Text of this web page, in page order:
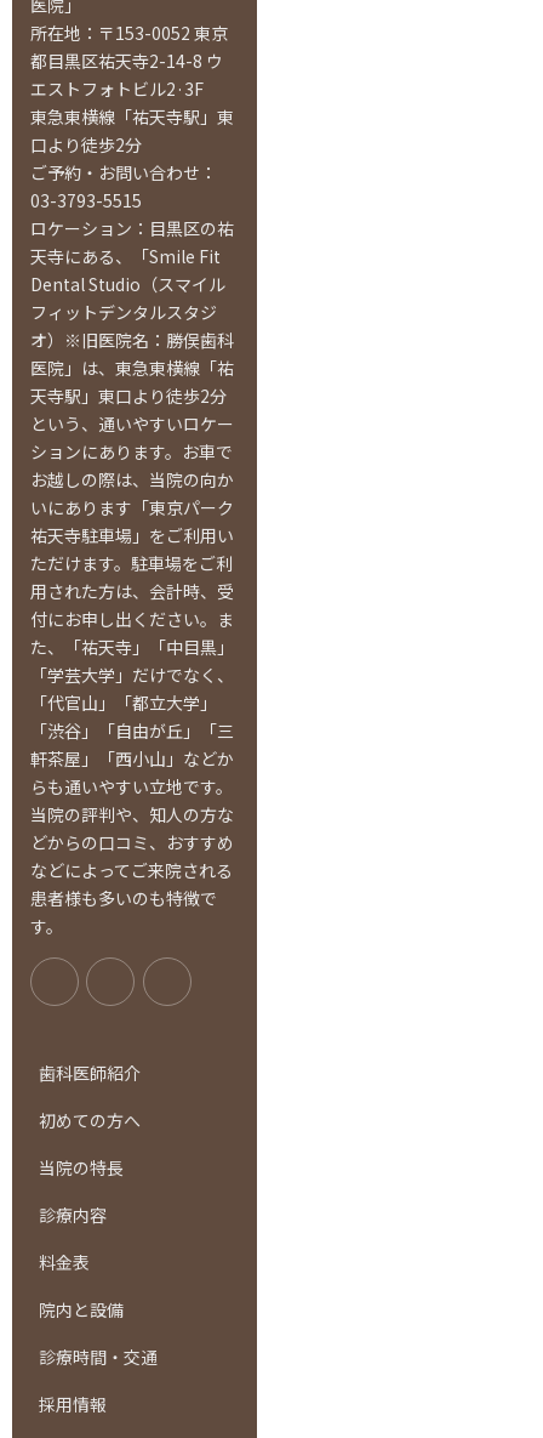
所在地：〒153-0052 東京
都目黒区祐天寺2-14-8 ウ
エストフォトビル2·3F
東急東横線「祐天寺駅」東
口より徒歩2分
ご予約・お問い合わせ：
03-3793-5515
ロケーション：目黒区の祐
天寺にある、「Smile Fit
Dental Studio（スマイル
フィットデンタルスタジ
オ）※旧医院名：勝俣歯科
医院」は、東急東横線「祐
天寺駅」東口より徒歩2分
という、通いやすいロケー
ションにあります。お車で
お越しの際は、当院の向か
いにあります「東京パーク
祐天寺駐車場」をご利用い
ただけます。駐車場をご利
用された方は、会計時、受
付にお申し出ください。ま
た、「祐天寺」「中目黒」
「学芸大学」だけでなく、
「代官山」「都立大学」
「渋谷」「自由が丘」「三
軒茶屋」「西小山」などか
らも通いやすい立地です。
当院の評判や、知人の方な
どからの口コミ、おすすめ
などによってご来院される
患者様も多いのも特徴で
す。
歯科医師紹介
初めての方へ
当院の特長
診療内容
料金表
院内と設備
診療時間・交通
採用情報